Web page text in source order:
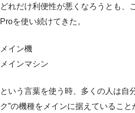
どれだけ利便性が悪くなろうとも、
Proを使い続けてきた。
メイン機
メインマシン
という言葉を使う時、多くの人は自
ク”の機種をメインに据えていること